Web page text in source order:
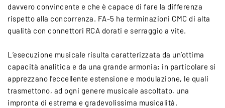
davvero convincente e che è capace di fare la differenza
rispetto alla concorrenza. FA-5 ha terminazioni CMC di alta
qualità con connettori RCA dorati e serraggio a vite.
L’esecuzione musicale risulta caratterizzata da un’ottima
capacità analitica e da una grande armonia; in particolare si
apprezzano l’eccellente estensione e modulazione, le quali
trasmettono, ad ogni genere musicale ascoltato, una
impronta di estrema e gradevolissima musicalità.